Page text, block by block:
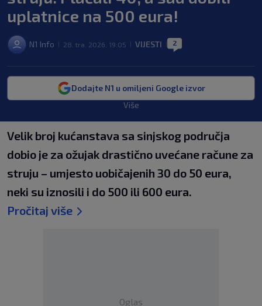
uplatnice na 500 eura!
N1 Info 28. tra. 2026. 19:05 VIJESTI 2
Dodajte N1 u omiljeni Google izvor
Više
Velik broj kućanstava sa sinjskog područja
dobio je za ožujak drastično uvećane račune za
struju – umjesto uobičajenih 30 do 50 eura,
neki su iznosili i do 500 ili 600 eura.
Pročitaj više
Oglas